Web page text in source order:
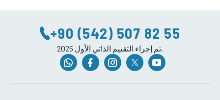
+90 (542) 507 82 55
2025 تم إجراء التقييم الذاتي الأول.